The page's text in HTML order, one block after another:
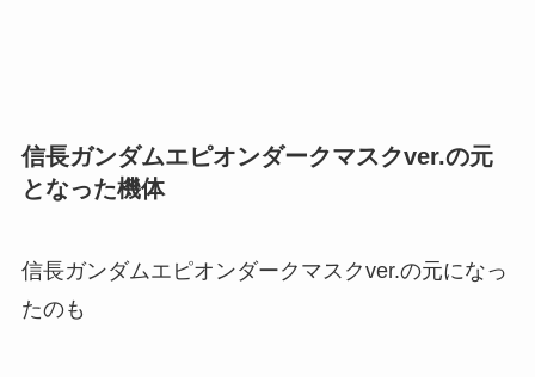
信長ガンダムエピオンダークマスクver.の元
となった機体
信長ガンダムエピオンダークマスクver.の元になっ
たのも